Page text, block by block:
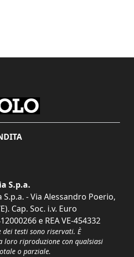
S.p.a.
- Via Alessandro Poerio,
Cap. Soc. i.v. Euro
e REA VE-454332
testi sono riservati. È
loro riproduzione con qualsiasi
o parziale.